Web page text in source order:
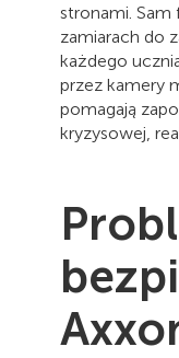
stronami. Sam
zamiarach do
każdego
przez kamery
pomagają
kryzysowej,